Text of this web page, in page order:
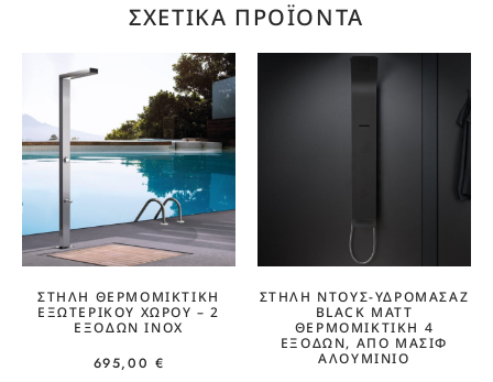
ΣΧΕΤΙΚΆ ΠΡΟΪΌΝΤΑ
ΣΤΉΛΗ ΘΕΡΜΟΜΙΚΤΙΚΉ
ΕΞΩΤΕΡΙΚΟΎ ΧΏΡΟΥ – 2
ΕΞΌΔΩΝ ΙΝΟΧ
695,00 €
ΣΤΉΛΗ ΝΤΟΥΣ-ΥΔΡΟΜΑΣΆΖ
BLACK MATT
ΘΕΡΜΟΜΙΚΤΙΚΉ 4
ΕΞΌΔΩΝ, ΑΠΌ ΜΑΣΊΦ
ΑΛΟΥΜΊΝΙΟ